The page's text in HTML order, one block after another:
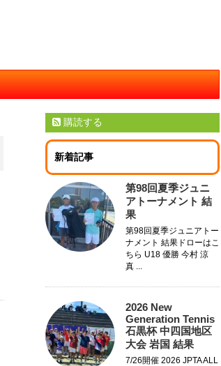
購読する
新着記事
第98回夏季ジュニ
アトーナメント 結
果
第98回夏季ジュニアトー
ナメント 結果ドローはこ
ちら U18 優勝 今村 涼
真 ...
2026 New
Generation Tennis
石黒杯 中四国地区
大会 岩国 結果
7/26開催 2026 JPTA ALL